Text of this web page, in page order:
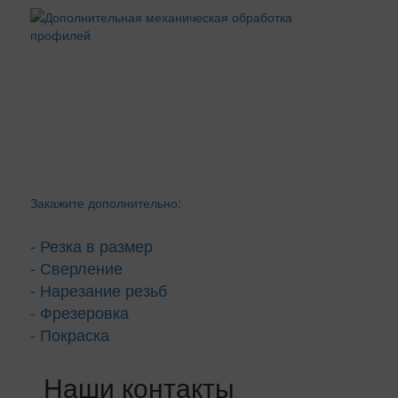
Закажите дополнительно:
- Резка в размер
- Сверление
- Нарезание резьб
- Фрезеровка
- Покраска
Наши контакты